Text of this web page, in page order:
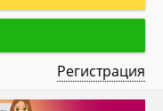
Регистрация